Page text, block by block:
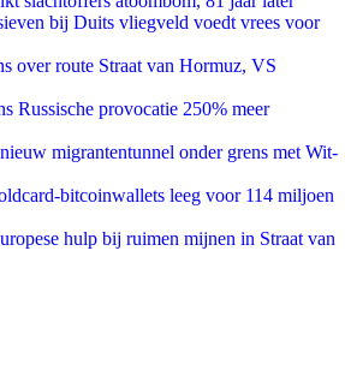
bij Duits vliegveld voedt vrees voor
over route Straat van Hormuz, VS
Russische provocatie 250% meer
migrantentunnel onder grens met Wit-
bitcoinwallets leeg voor 114 miljoen
hulp bij ruimen mijnen in Straat van